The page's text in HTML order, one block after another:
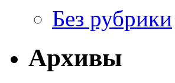
Без рубрики
Архивы